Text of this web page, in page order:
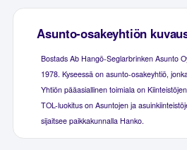
Asunto-osakeyhtiön
Bostads Ab Hangö-Seglarbrinken Asunto
1978. Kyseessä on asunto-osakeyhtiö,
Yhtiön pääasiallinen toimiala on
TOL-luokitus on Asuntojen ja
sijaitsee paikkakunnalla Hanko.